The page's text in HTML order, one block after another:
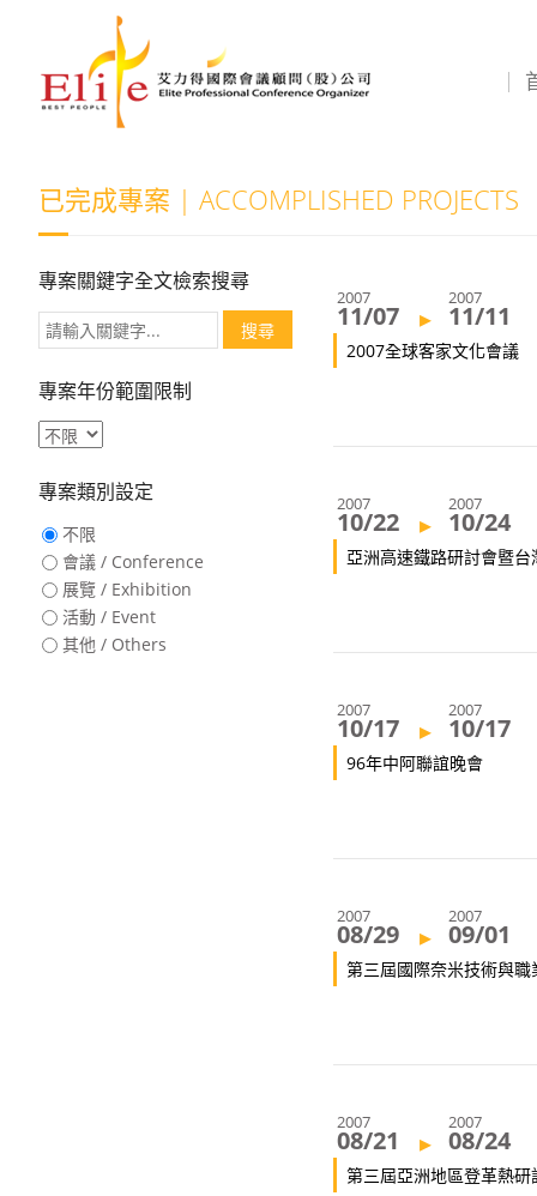
已完成專案 | ACCOMPLISHED PROJECTS
專案關鍵字全文檢索搜尋
專案年份範圍限制
專案類別設定
不限
會議 / Conference
展覽 / Exhibition
活動 / Event
其他 / Others
2007全球客家文化會議
2007
11/07 ▸
2007
11/11
亞洲高速鐵路研討會暨
2007
10/22 ▸
2007
10/24
96年中阿聯誼晚會
2007
10/17 ▸
2007
10/17
第三屆國際奈米技術與
2007
08/29 ▸
2007
09/01
第三屆亞洲地區登革熱研
2007
08/21 ▸
2007
08/24